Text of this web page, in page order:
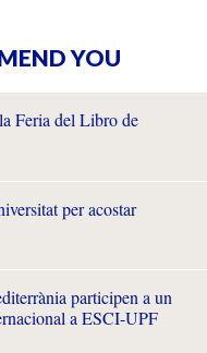
YOU
Feria del Libro de
per acostar
participen a un
a ESCI-UPF